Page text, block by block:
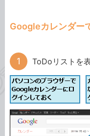
Googleカレンダー
ToDoリストを